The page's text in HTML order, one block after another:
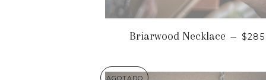
Briarwood Necklace — $285
AGOTADO